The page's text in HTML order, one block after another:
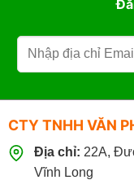
CTY TNHH VĂN
Địa chỉ: 22A,
Vĩnh Long